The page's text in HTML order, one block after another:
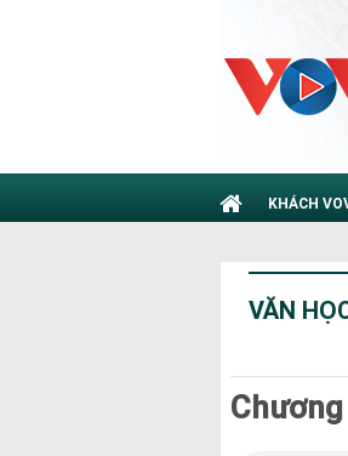
KHÁCH
VĂN